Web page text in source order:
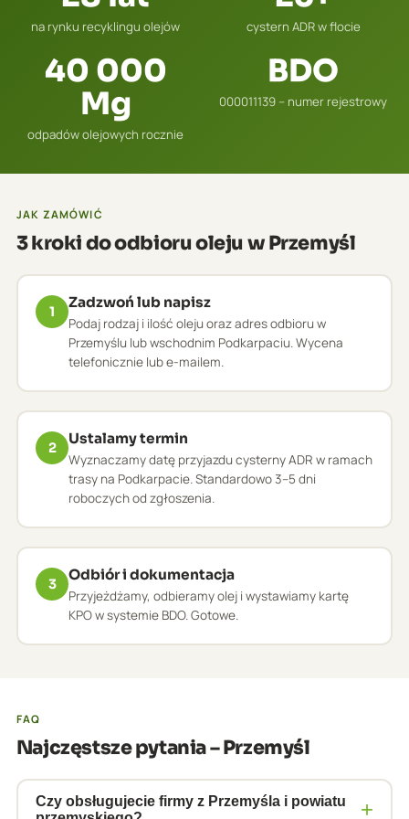
na rynku recyklingu olejów cystern ADR w flocie
40 000
Mg
odpadów olejowych rocznie
BDO
000011139 – numer rejestrowy
JAK ZAMÓWIĆ
3 kroki do odbioru oleju w Przemyśl
1
Zadzwoń lub napisz
Podaj rodzaj i ilość oleju oraz adres odbioru w
Przemyślu lub wschodnim Podkarpaciu. Wycena
telefonicznie lub e-mailem.
2
Ustalamy termin
Wyznaczamy datę przyjazdu cysterny ADR w ramach
trasy na Podkarpacie. Standardowo 3–5 dni
roboczych od zgłoszenia.
3
Odbiór i dokumentacja
Przyjeżdżamy, odbieramy olej i wystawiamy kartę
KPO w systemie BDO. Gotowe.
FAQ
Najczęstsze pytania – Przemyśl
Czy obsługujecie firmy z Przemyśla i powiatu
+